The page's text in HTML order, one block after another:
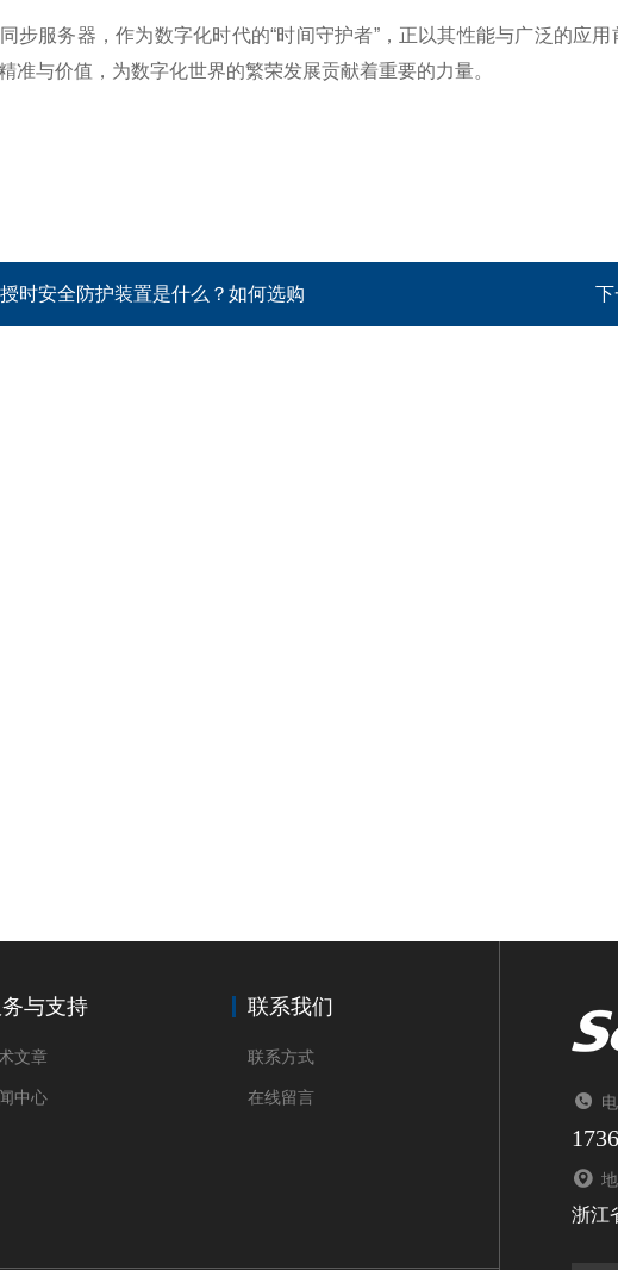
服务器，作为数字化时代的“时间守护者”，正以其性能与广泛的应用
准与价值，为数字化世界的繁荣发展贡献着重要的力量。
授时安全防护装置是什么？如何选购 下
务与支持
文章
中心
联系我们
联系方式
在线留言
浙江